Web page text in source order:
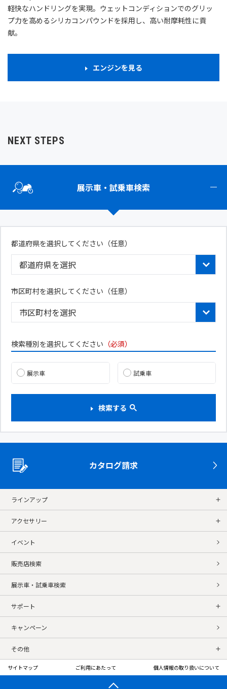
軽快なハンドリングを実現。ウェットコンディションでのグリッ
プ力を高めるシリカコンパウンドを採用し、高い耐摩耗性に貢
献。
エンジンを見る
NEXT STEPS
展示車・試乗車検索
都道府県を選択してください （任意）
市区町村を選択してください（任意）
検索種別を選択してください （必須）
展示車 試乗車
検索する
カタログ請求
ラインアップ
アクセサリー
イベント
販売店検索
展示車・試乗車検索
サポート
キャンペーン
その他
サイトマップ ご利用にあたって 個人情報の取り扱いについて